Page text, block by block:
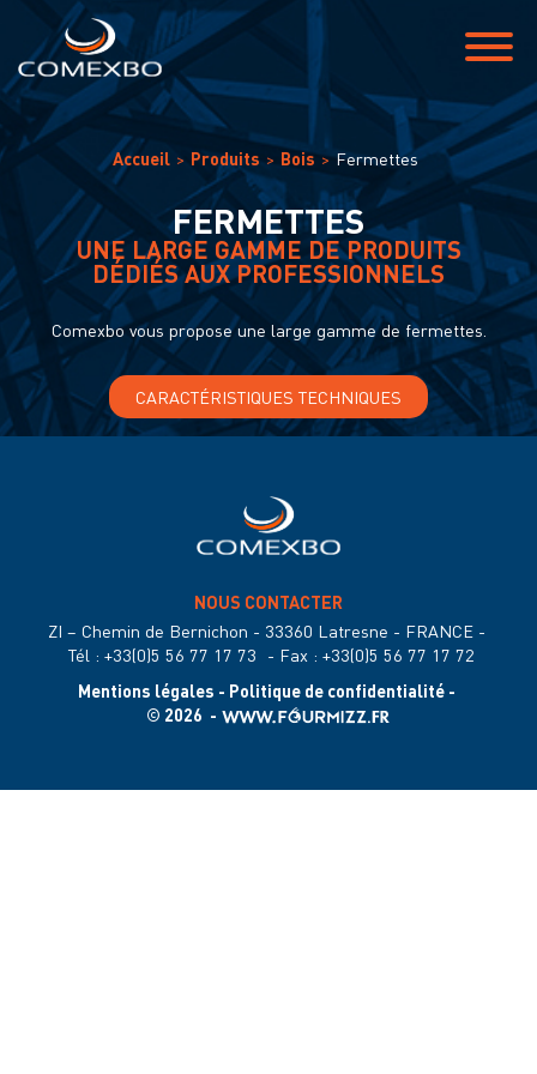
Accueil Produits Bois Fermettes
FERMETTES
UNE LARGE GAMME DE PRODUITS
DÉDIÉS AUX PROFESSIONNELS
Comexbo vous propose une large gamme de fermettes.
CARACTÉRISTIQUES TECHNIQUES
NOUS CONTACTER
ZI – Chemin de Bernichon - 33360 Latresne - FRANCE-
Tél : +33(0)5 56 77 17 73
- Fax : +33(0)5 56 77 17 72
Mentions légales - Politique de confidentialité -
© 2026 -